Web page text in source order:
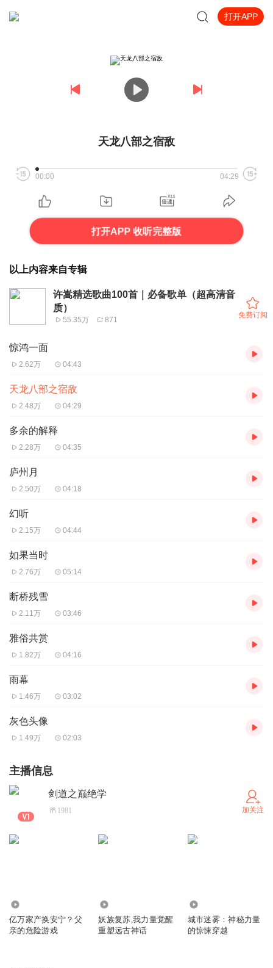
打开APP
天龙八部之宿敌
00:00 04:29
打开APP 收听完整版
以上内容来自专辑
许嵩精选歌曲100首｜必备歌单（超高清音
质）
55.35万 871
免费订阅
惊鸿一面
2.62万 04:43
天龙八部之宿敌
2.48万 04:29
多余的解释
2.28万 04:35
庐州月
2.50万 04:18
幻听
2.15万 04:44
如果当时
2.76万 05:14
断桥残雪
2.11万 03:46
雅俗共赏
1.82万 04:16
雨幕
1.46万 03:02
灰色头像
1.49万 02:03
主播信息
剑道之巅绝学
1981 加关注
亿万家产换安宁？父
亲的危险游戏
妖族复苏,我力量觉醒
重塑远古神话
城市迷雾：神秘力量
的惊悚穿越